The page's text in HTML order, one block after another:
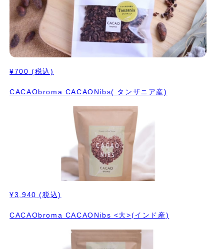
¥700 (税込)
CACAObroma CACAONibs( タンザニア産)
¥3,940 (税込)
CACAObroma CACAONibs <大>(インド産)